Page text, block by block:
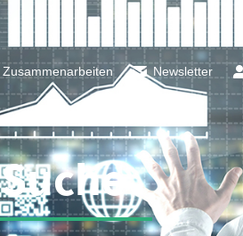
Zusammenarbeiten Newsletter
Suche